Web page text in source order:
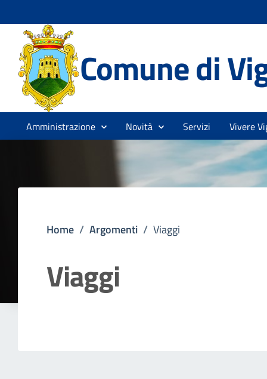
Comune di
Amministrazione Novità Servizi Vivere
Home / Argomenti / Viaggi
Viaggi